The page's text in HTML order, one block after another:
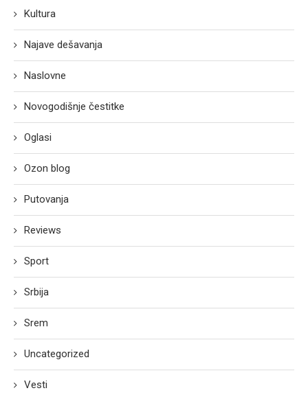
Kultura
Najave dešavanja
Naslovne
Novogodišnje čestitke
Oglasi
Ozon blog
Putovanja
Reviews
Sport
Srbija
Srem
Uncategorized
Vesti